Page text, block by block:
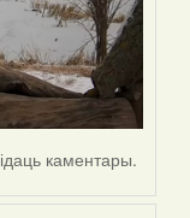
каментары.